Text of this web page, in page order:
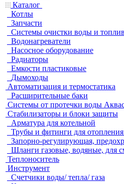
Каталог
Котлы
Запчасти
Системы очистки воды и
Водонагреватели
Насосное оборудование
Радиаторы
Емкости пластиковые
Дымоходы
Автоматизация и термостатика
Расширительные баки
Системы от протечки воды
Стабилизаторы и блоки защиты
Арматура для котельной
Трубы и фитинги для
Запорно-регулирующая,
Шланги газовые, водяные, для
Теплоноситель
Инструмент
Счетчики воды/ тепла/ газа